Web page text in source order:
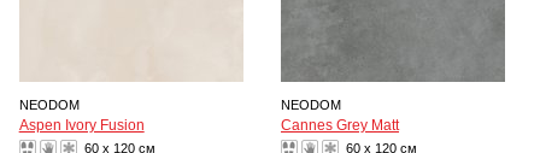
NEODOM
Aspen Ivory Fusion
60 x 120 см
NEODOM
Cannes Grey Matt
60 x 120 см